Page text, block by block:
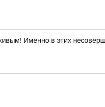
Именно в этих